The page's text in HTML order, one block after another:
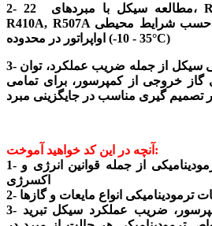
2- مطالعه سیکل با مبردهای 22، R-134a R404A, R407C,
R410A, R507A بر حسب شرایط محیطی (20 - 55 °C ) و دمای
اواپراتور در محدوده (-35 - 10°C)
3- مقایسه پارامترهای عملیاتی سیکل از جمله ضریب عملکرد، توان
خروجی از کمپرسور، برای تمامی
آنچه در این کد خواهید آموخت:
1- نحوه کدنویسی معادلات ترمودینامیکی از جمله قوانین انرژی و
اکسرژی
ترمودینامیکی انواع مایعات و گازها
3- محاسبه توان مصرفی کمپرسور، ضریب عملکرد سیکل تبرید